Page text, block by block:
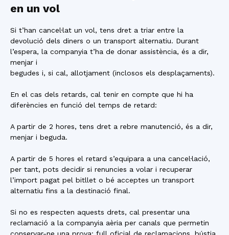
en un vol
Si t’han cancel·lat un vol, tens dret a triar entre la
devolució dels diners o un transport alternatiu. Durant
l’espera, la companyia t’ha de donar assistència, és a dir,
menjar i
begudes i, si cal, allotjament (inclosos els desplaçaments).
En el cas dels retards, cal tenir en compte que hi ha
diferències en funció del temps de retard:
A partir de 2 hores, tens dret a rebre manutenció, és a dir,
menjar i beguda.
A partir de 5 hores el retard s’equipara a una cancel·lació,
per tant, pots decidir si renuncies a volar i recuperar
l’import pagat pel bitllet o bé acceptes un transport
alternatiu fins a la destinació final.
Si no es respecten aquests drets, cal presentar una
reclamació a la companyia aèria per canals que permetin